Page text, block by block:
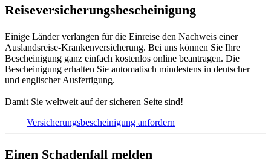
Reise­versich­erungs­beschei­nigung
Einige Länder verlangen für die Einreise den Nachweis einer
Auslandsreise-Krankenversicherung. Bei uns können Sie Ihre
Bescheinigung ganz einfach kostenlos online beantragen. Die
Bescheinigung erhalten Sie automatisch mindestens in deutscher
und englischer Ausfertigung.
Damit Sie weltweit auf der sicheren Seite sind!
Versicherungs­bescheinigung anfordern
Einen Schadenfall melden